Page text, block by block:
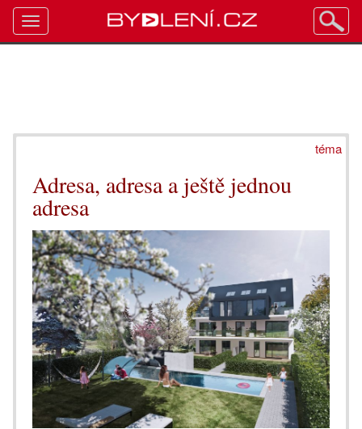
téma
Adresa, adresa a ještě jednou
adresa
Toggle
navigation